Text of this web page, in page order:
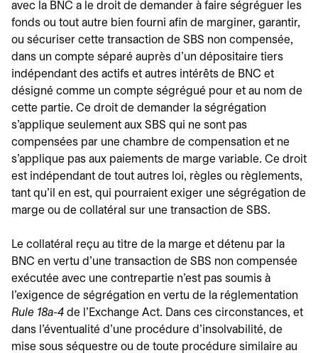
avec la BNC a le droit de demander à faire ségréguer les
fonds ou tout autre bien fourni afin de marginer, garantir,
ou sécuriser cette transaction de SBS non compensée,
dans un compte séparé auprès d'un dépositaire tiers
indépendant des actifs et autres intérêts de BNC et
désigné comme un compte ségrégué pour et au nom de
cette partie. Ce droit de demander la ségrégation
s'applique seulement aux SBS qui ne sont pas
compensées par une chambre de compensation et ne
s'applique pas aux paiements de marge variable. Ce droit
est indépendant de tout autres loi, règles ou règlements,
tant qu'il en est, qui pourraient exiger une ségrégation de
marge ou de collatéral sur une transaction de SBS.
Le collatéral reçu au titre de la marge et détenu par la
BNC en vertu d'une transaction de SBS non compensée
exécutée avec une contrepartie n'est pas soumis à
l'exigence de ségrégation en vertu de la réglementation
Rule 18a-4 de l'Exchange Act. Dans ces circonstances, et
dans l'éventualité d'une procédure d'insolvabilité, de
mise sous séquestre ou de toute procédure similaire au